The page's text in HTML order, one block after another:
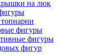
на люк
фигуры
фигуры
фигур